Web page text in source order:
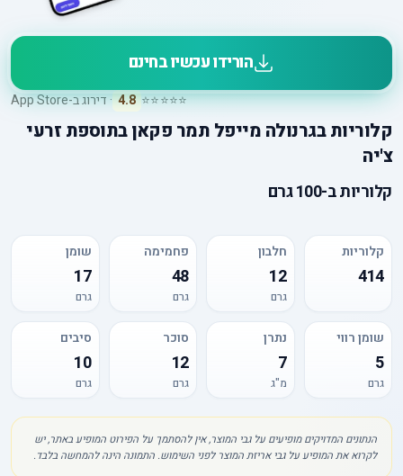
הורידו עכשיו בחינם
⭐⭐⭐⭐⭐
4.8 · דירוג ב-App Store
קלוריותבגרנולה מייפל תמר פקאן בתוספת זרעי
צ'יה
קלוריותב-100 גרם
קלוריות
414
חלבון
12
גרם
פחמימה
48
גרם
שומן
17
גרם
שומן רווי
5
גרם
נתרן
7
מ"ג
סוכר
12
גרם
סיבים
10
גרם
הנתונים המדויקים מופיעים על גבי המוצר, אין להסתמך על הפירוט המופיע באתר, יש
לקרוא את המופיע על גבי אריזת המוצר לפני השימוש. התמונה הינה להמחשה בלבד.